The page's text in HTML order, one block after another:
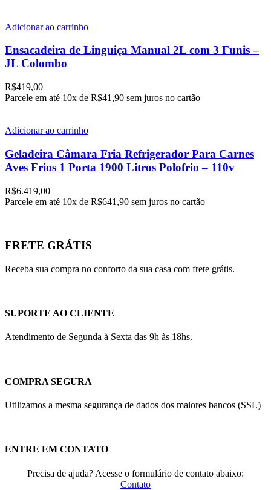
Adicionar ao carrinho
Ensacadeira de Linguiça Manual 2L com 3 Funis –
JL Colombo
R$419,00
Parcele em até 10x de R$41,90 sem juros no cartão
Adicionar ao carrinho
Geladeira Câmara Fria Refrigerador Para Carnes
Aves Frios 1 Porta 1900 Litros Polofrio – 110v
R$6.419,00
Parcele em até 10x de R$641,90 sem juros no cartão
FRETE GRÁTIS
Receba sua compra no conforto da sua casa com frete grátis.
SUPORTE AO CLIENTE
Atendimento de Segunda à Sexta das 9h às 18hs.
COMPRA SEGURA
Utilizamos a mesma segurança de dados dos maiores bancos (SSL)
ENTRE EM CONTATO
Precisa de ajuda? Acesse o formulário de contato abaixo:
Contato